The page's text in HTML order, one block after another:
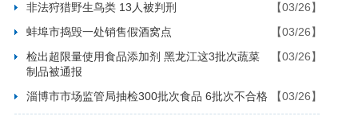
非法狩猎野生鸟类 13人被判刑
【03/26】
蚌埠市捣毁一处销售假酒窝点
【03/26】
检出超限量使用食品添加剂 黑龙江这3批次蔬菜
制品被通报
【03/26】
淄博市市场监管局抽检300批次食品 6批次不合格 【03/26】